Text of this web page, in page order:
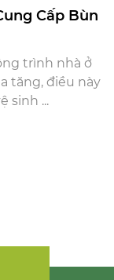
Cấp Bùn
trình nhà ở
tăng, điều này
sinh ...